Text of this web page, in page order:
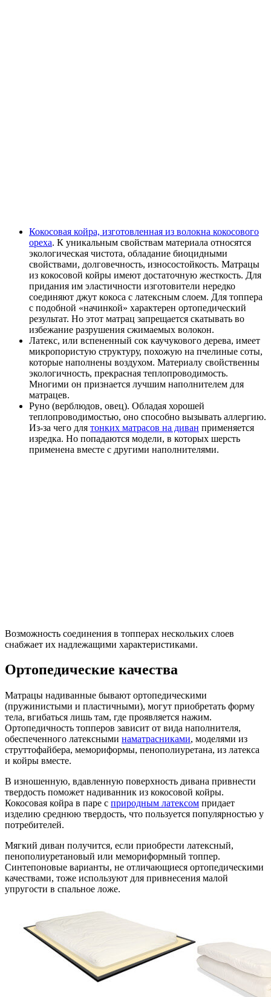
Кокосовая койра, изготовленная из волокна кокосового
ореха. К уникальным свойствам материала относятся
экологическая чистота, обладание биоцидными
свойствами, долговечность, износостойкость. Матрацы
из кокосовой койры имеют достаточную жесткость. Для
придания им эластичности изготовители нередко
соединяют джут кокоса с латексным слоем. Для топпера
с подобной «начинкой» характерен ортопедический
результат. Но этот матрац запрещается скатывать во
избежание разрушения сжимаемых волокон.
Латекс, или вспененный сок каучукового дерева, имеет
микропористую структуру, похожую на пчелиные соты,
которые наполнены воздухом. Материалу свойственны
экологичность, прекрасная теплопроводимость.
Многими он признается лучшим наполнителем для
матрацев.
Руно (верблюдов, овец). Обладая хорошей
теплопроводимостью, оно способно вызывать аллергию.
Из-за чего для тонких матрасов на диван применяется
изредка. Но попадаются модели, в которых шерсть
применена вместе с другими наполнителями.
Возможность соединения в топперах нескольких слоев
снабжает их надлежащими характеристиками.
Ортопедические качества
Матрацы надиванные бывают ортопедическими
(пружинистыми и пластичными), могут приобретать форму
тела, вгибаться лишь там, где проявляется нажим.
Ортопедичность топперов зависит от вида наполнителя,
обеспеченного латексными наматрасниками, моделями из
струттофайбера, мемориформы, пенополиуретана, из латекса
и койры вместе.
В изношенную, вдавленную поверхность дивана привнести
твердость поможет надиванник из кокосовой койры.
Кокосовая койра в паре с природным латексом придает
изделию среднюю твердость, что пользуется популярностью у
потребителей.
Мягкий диван получится, если приобрести латексный,
пенополиуретановый или мемориформный топпер.
Синтепоновые варианты, не отличающиеся ортопедическими
качествами, тоже используют для привнесения малой
упругости в спальное ложе.